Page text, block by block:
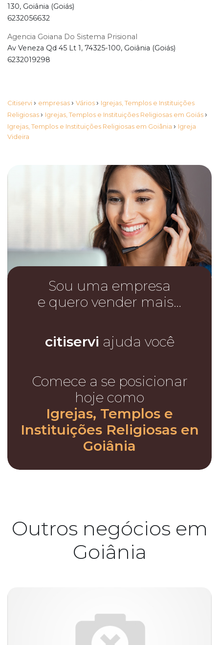
130, Goiânia (Goiás)
6232056632
Agencia Goiana Do Sistema Prisional
Av Veneza Qd 45 Lt 1, 74325-100, Goiânia (Goiás)
6232019298
Citiservi › empresas › Vários › Igrejas, Templos e Instituições
Religiosas › Igrejas, Templos e Instituições Religiosas em Goiás ›
Igrejas, Templos e Instituições Religiosas em Goiânia › Igreja
Videira
Sou uma empresa
e quero vender mais…
citiservi ajuda você
Comece a se posicionar
hoje como
Igrejas, Templos e
Instituições Religiosas en
Goiânia
Outros negócios em
Goiânia